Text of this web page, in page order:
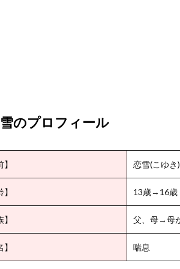
れた犯
治
と
堕
のプロフィール
】 恋雪(こゆき)
】 13歳→16歳
】 父、母→母
】 喘息